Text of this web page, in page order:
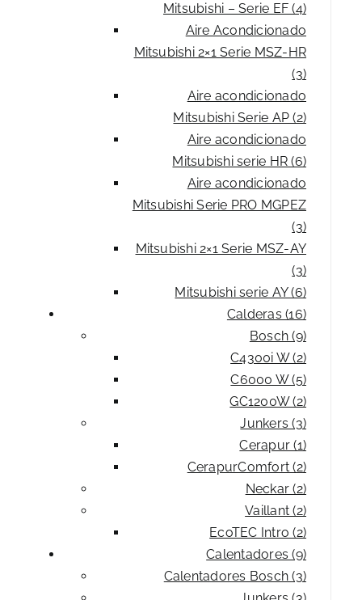
Mitsubishi – Serie EF (4)
Aire Acondicionado
Mitsubishi 2×1 Serie MSZ-HR
(3)
Aire acondicionado
Mitsubishi Serie AP (2)
Aire acondicionado
Mitsubishi serie HR (6)
Aire acondicionado
Mitsubishi Serie PRO MGPEZ
(3)
Mitsubishi 2×1 Serie MSZ-AY
(3)
Mitsubishi serie AY (6)
Calderas (16)
Bosch (9)
C4300i W (2)
C6000 W (5)
GC1200W (2)
Junkers (3)
Cerapur (1)
CerapurComfort (2)
Neckar (2)
Vaillant (2)
EcoTEC Intro (2)
Calentadores (9)
Calentadores Bosch (3)